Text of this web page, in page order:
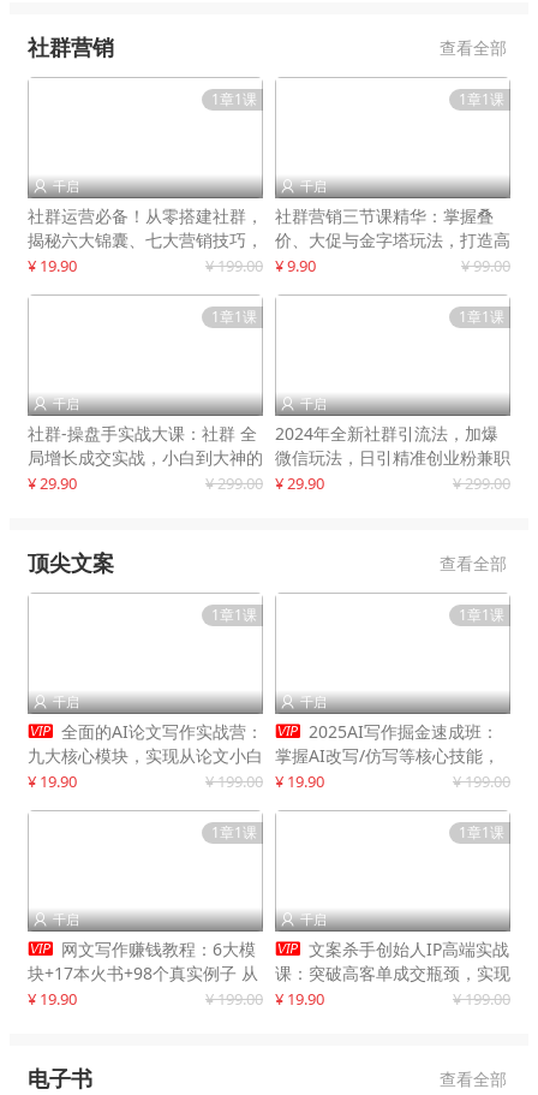
社群营销 查看全部
1章1课
 千启
社群运营必备！从零搭建社群，
揭秘六大锦囊、七大营销技巧，
打造火爆社群
¥ 19.90 ¥ 199.00
1章1课
 千启
社群营销三节课精华：掌握叠
价、大促与金字塔玩法，打造高
效营销体系
¥ 9.90 ¥ 99.00
1章1课
 千启
社群-操盘手实战大课：社群 全
局增长成交实战，小白到大神的
进阶之路
¥ 29.90 ¥ 299.00
1章1课
 千启
2024年全新社群引流法，加爆
微信玩法，日引精准创业粉兼职
粉200+
¥ 29.90 ¥ 299.00
顶尖文案 查看全部
1章1课
 千启
 全面的AI论文写作实战营：
九大核心模块，实现从论文小白
到高效产出的跨越
¥ 19.90 ¥ 199.00
1章1课
 千启
 2025AI写作掘金速成班：
掌握AI改写/仿写等核心技能，
实现单篇文案变现500+
¥ 19.90 ¥ 199.00
1章1课
 千启
 网文写作赚钱教程：6大模
块+17本火书+98个真实例子 从
入门到精通实战方法
¥ 19.90 ¥ 199.00
1章1课
 千启
 文案杀手创始人IP高端实战
课：突破高客单成交瓶颈，实现
IP商业价值最大化
¥ 19.90 ¥ 199.00
电子书 查看全部